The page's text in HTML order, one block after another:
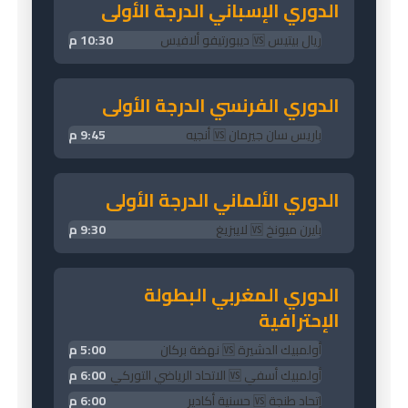
الدوري الإسباني الدرجة الأولى
ريال بيتيس 🆚 ديبورتيفو ألافيس 10:30 م
الدوري الفرنسي الدرجة الأولى
باريس سان جيرمان 🆚 أنجيه 9:45 م
الدوري الألماني الدرجة الأولى
بايرن ميونخ 🆚 لايبزيغ 9:30 م
الدوري المغربي البطولة
الإحترافية
أولمبيك الدشيرة 🆚 نهضة بركان
5:00 م
أولمبيك أسفي 🆚 الاتحاد الرياضي التوركي
6:00 م
إتحاد طنجة 🆚 حسنية أكادير
6:00 م